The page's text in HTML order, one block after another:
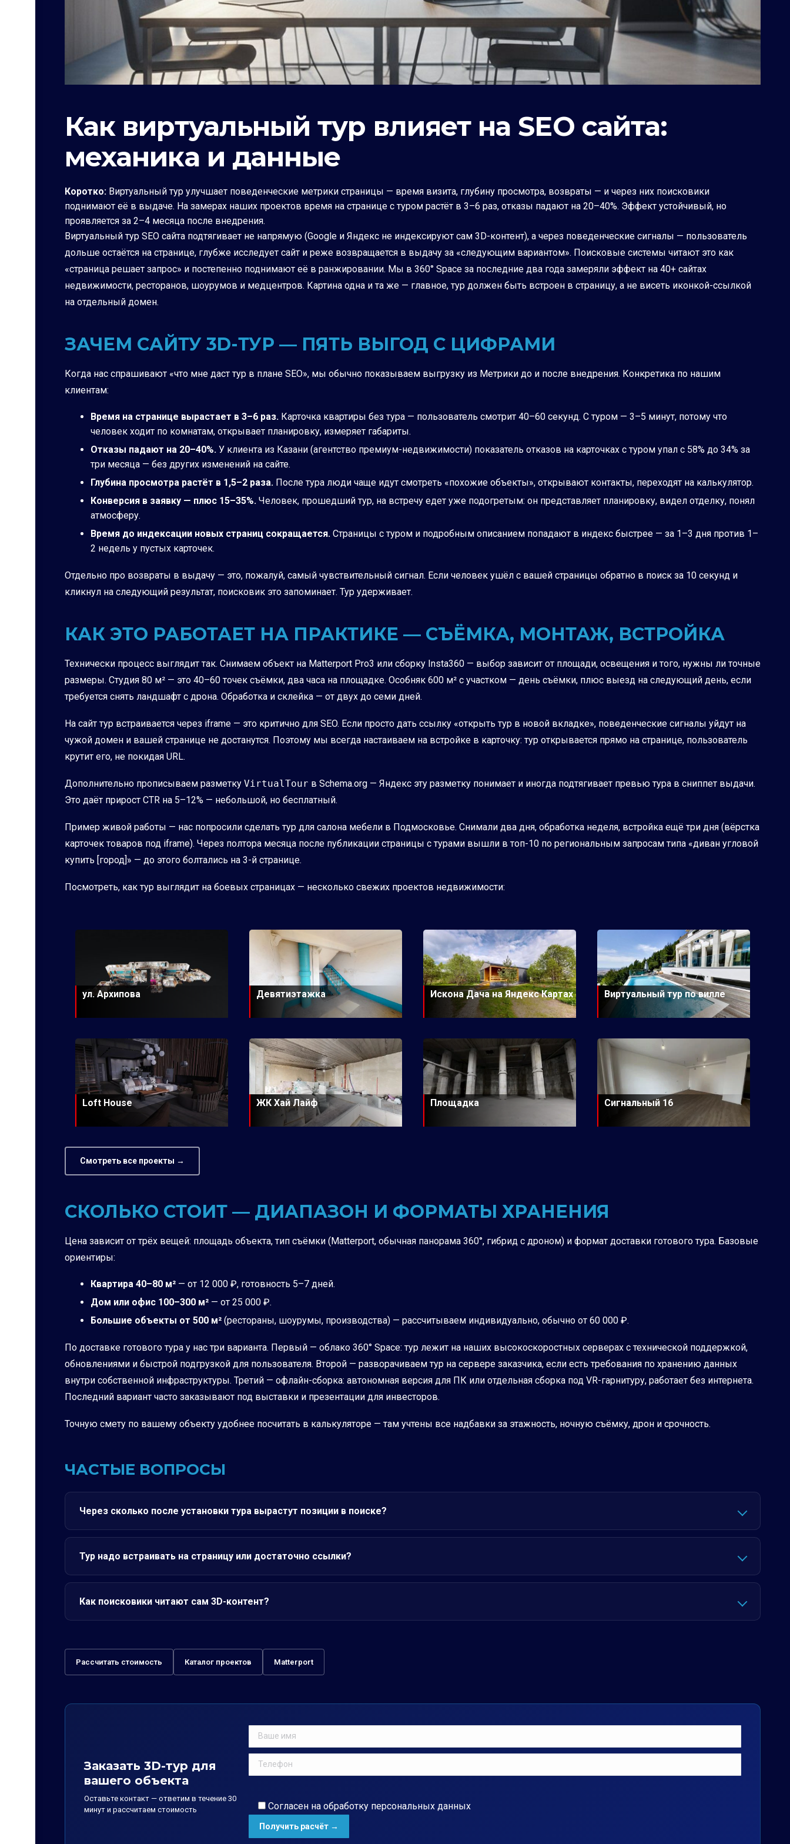
Как виртуальный тур влияет на SEO сайта:
механика и данные
Коротко: Виртуальный тур улучшает поведенческие метрики страницы — время визита, глубину просмотра, возвраты — и через них поисковики
поднимают её в выдаче. На замерах наших проектов время на странице с туром растёт в 3–6 раз, отказы падают на 20–40%. Эффект устойчивый, но
проявляется за 2–4 месяца после внедрения.
Виртуальный тур SEO сайта подтягивает не напрямую (Google и Яндекс не индексируют сам 3D-контент), а через поведенческие сигналы — пользователь
дольше остаётся на странице, глубже исследует сайт и реже возвращается в выдачу за «следующим вариантом». Поисковые системы читают это как
«страница решает запрос» и постепенно поднимают её в ранжировании. Мы в 360° Space за последние два года замеряли эффект на 40+ сайтах
недвижимости, ресторанов, шоурумов и медцентров. Картина одна и та же — главное, тур должен быть встроен в страницу, а не висеть иконкой-ссылкой
на отдельный домен.
ЗАЧЕМ САЙТУ 3D-ТУР — ПЯТЬ ВЫГОД С ЦИФРАМИ
Когда нас спрашивают «что мне даст тур в плане SEO», мы обычно показываем выгрузку из Метрики до и после внедрения. Конкретика по нашим
клиентам:
Время на странице вырастает в 3–6 раз. Карточка квартиры без тура — пользователь смотрит 40–60 секунд. С туром — 3–5 минут, потому что
человек ходит по комнатам, открывает планировку, измеряет габариты.
Отказы падают на 20–40%. У клиента из Казани (агентство премиум-недвижимости) показатель отказов на карточках с туром упал с 58% до 34% за
три месяца — без других изменений на сайте.
Глубина просмотра растёт в 1,5–2 раза. После тура люди чаще идут смотреть «похожие объекты», открывают контакты, переходят на калькулятор.
Конверсия в заявку — плюс 15–35%. Человек, прошедший тур, на встречу едет уже подогретым: он представляет планировку, видел отделку, понял
атмосферу.
Время до индексации новых страниц сокращается. Страницы с туром и подробным описанием попадают в индекс быстрее — за 1–3 дня против 1–
2 недель у пустых карточек.
Отдельно про возвраты в выдачу — это, пожалуй, самый чувствительный сигнал. Если человек ушёл с вашей страницы обратно в поиск за 10 секунд и
кликнул на следующий результат, поисковик это запоминает. Тур удерживает.
КАК ЭТО РАБОТАЕТ НА ПРАКТИКЕ — СЪЁМКА, МОНТАЖ, ВСТРОЙКА
Технически процесс выглядит так. Снимаем объект на Matterport Pro3 или сборку Insta360 — выбор зависит от площади, освещения и того, нужны ли точные
размеры. Студия 80 м² — это 40–60 точек съёмки, два часа на площадке. Особняк 600 м² с участком — день съёмки, плюс выезд на следующий день, если
требуется снять ландшафт с дрона. Обработка и склейка — от двух до семи дней.
На сайт тур встраивается через iframe — это критично для SEO. Если просто дать ссылку «открыть тур в новой вкладке», поведенческие сигналы уйдут на
чужой домен и вашей странице не достанутся. Поэтому мы всегда настаиваем на встройке в карточку: тур открывается прямо на странице, пользователь
крутит его, не покидая URL.
Дополнительно прописываем разметку VirtualTour в Schema.org — Яндекс эту разметку понимает и иногда подтягивает превью тура в сниппет выдачи.
Это даёт прирост CTR на 5–12% — небольшой, но бесплатный.
Пример живой работы — нас попросили сделать тур для салона мебели в Подмосковье. Снимали два дня, обработка неделя, встройка ещё три дня (вёрстка
карточек товаров под iframe). Через полтора месяца после публикации страницы с турами вышли в топ-10 по региональным запросам типа «диван угловой
купить [город]» — до этого болтались на 3-й странице.
Посмотреть, как тур выглядит на боевых страницах — несколько свежих проектов недвижимости:
ул. Архипова Девятиэтажка Искона Дача на Яндекс Картах Виртуальный тур по вилле
Loft House ЖК Хай Лайф Площадка Сигнальный 16
Смотреть все проекты →
СКОЛЬКО СТОИТ — ДИАПАЗОН И ФОРМАТЫ ХРАНЕНИЯ
Цена зависит от трёх вещей: площадь объекта, тип съёмки (Matterport, обычная панорама 360°, гибрид с дроном) и формат доставки готового тура. Базовые
ориентиры:
Квартира 40–80 м² — от 12 000 ₽, готовность 5–7 дней.
Дом или офис 100–300 м² — от 25 000 ₽.
Большие объекты от 500 м² (рестораны, шоурумы, производства) — рассчитываем индивидуально, обычно от 60 000 ₽.
По доставке готового тура у нас три варианта. Первый — облако 360° Space: тур лежит на наших высокоскоростных серверах с технической поддержкой,
обновлениями и быстрой подгрузкой для пользователя. Второй — разворачиваем тур на сервере заказчика, если есть требования по хранению данных
внутри собственной инфраструктуры. Третий — офлайн-сборка: автономная версия для ПК или отдельная сборка под VR-гарнитуру, работает без интернета.
Последний вариант часто заказывают под выставки и презентации для инвесторов.
Точную смету по вашему объекту удобнее посчитать в калькуляторе — там учтены все надбавки за этажность, ночную съёмку, дрон и срочность.
ЧАСТЫЕ ВОПРОСЫ
Через сколько после установки тура вырастут позиции в поиске?
Тур надо встраивать на страницу или достаточно ссылки?
Как поисковики читают сам 3D-контент?
Рассчитать стоимость Каталог проектов Matterport
Заказать 3D-тур для
вашего объекта
Оставьте контакт — ответим в течение 30
минут и рассчитаем стоимость
Согласен на обработку персональных данных